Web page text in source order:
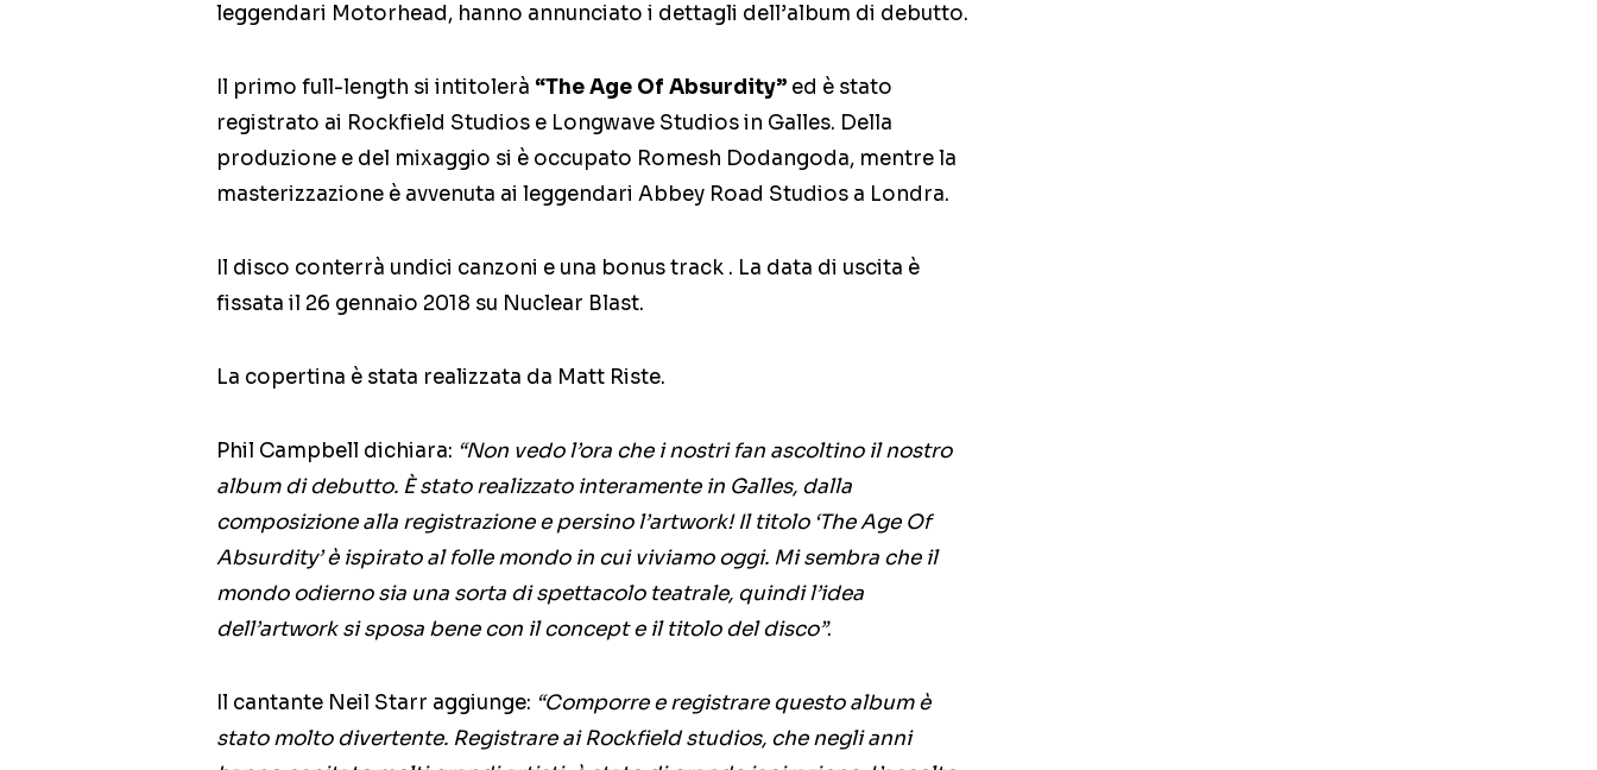
leggendari Motorhead, hanno annunciato i dettagli dell’album di debutto.
Il primo full-length si intitolerà “The Age Of Absurdity” ed è stato
registrato ai Rockfield Studios e Longwave Studios in Galles. Della
produzione e del mixaggio si è occupato Romesh Dodangoda, mentre la
masterizzazione è avvenuta ai leggendari Abbey Road Studios a Londra.
Il disco conterrà undici canzoni e una bonus track . La data di uscita è
fissata il 26 gennaio 2018 su Nuclear Blast.
La copertina è stata realizzata da Matt Riste.
Phil Campbell dichiara: “Non vedo l’ora che i nostri fan ascoltino il nostro
album di debutto. È stato realizzato interamente in Galles, dalla
composizione alla registrazione e persino l’artwork! Il titolo ‘The Age Of
Absurdity’ è ispirato al folle mondo in cui viviamo oggi. Mi sembra che il
mondo odierno sia una sorta di spettacolo teatrale, quindi l’idea
dell’artwork si sposa bene con il concept e il titolo del disco”.
Il cantante Neil Starr aggiunge: “Comporre e registrare questo album è
stato molto divertente. Registrare ai Rockfield studios, che negli anni